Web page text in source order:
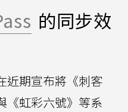
的同步效
近期宣布將《刺客
《虹彩六號》等系